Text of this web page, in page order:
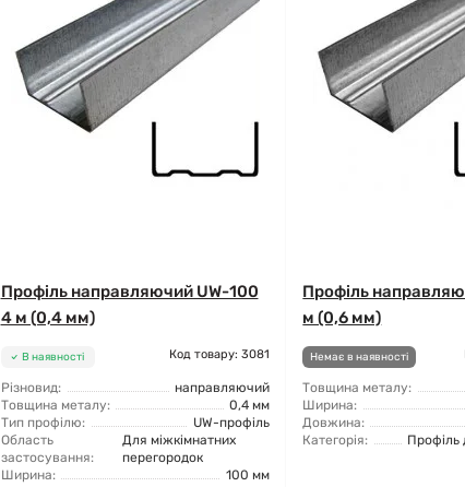
Профіль направляючий UW-100
4 м (0,4 мм)
В наявності Код товару: 3081
Різновид:
направляючий
Товщина металу:
0,4 мм
Тип профілю:
UW-профіль
Область
застосування:
Для міжкімнатних
перегородок
Ширина:
100 мм
Профіль
м (0,6 мм)
Немає в наявності
Товщина металу:
Ширина:
Довжина:
Категорія:
Профіль